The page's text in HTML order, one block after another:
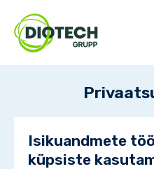
Isikuandmete
küpsiste